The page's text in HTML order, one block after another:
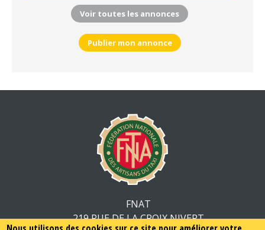
Voir toutes les annonces
Publier mon annonce
FNAT
219 RUE DE LA CROIX NIVERT